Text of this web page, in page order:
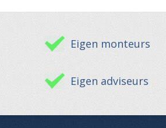
Eigen monteurs
Eigen adviseurs